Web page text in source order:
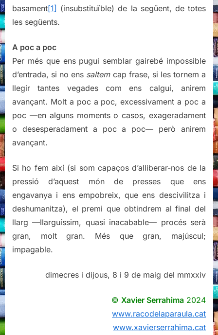
basament[1] (insubstituïble) de la següent, de totes
les següents.
A poc a poc
Per més que ens pugui semblar gairebé impossible
d’entrada, si no ens saltemcap frase, si les tornem a
llegir tantes vegades com ens calgui, anirem
avançant. Molt a poc a poc, excessivament a poc a
poc —en alguns moments o casos, exageradament
o desesperadament a poc a poc— però anirem
avançant.
Si ho fem així (si som capaços d’alliberar-nos de la
pressió d’aquest món de presses que ens
engavanya i ens empobreix, que ens descivilitza i
deshumanitza), el premi que obtindrem al final del
llarg —llarguíssim, quasi inacabable— procés serà
gran, molt gran. Més que gran, majúscul;
impagable.
dimecres i dijous, 8 i 9 de maig del mmxxiv
© Xavier Serrahima 2024
www.racodelaparaula.cat
www.xavierserrahima.cat